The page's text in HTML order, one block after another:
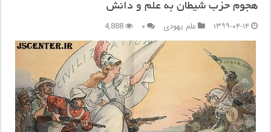
هجوم حزب شیطان به علم و دانش
۱۳۹۹-۰۴-۱۴
علم یهودی ۰ 4,888